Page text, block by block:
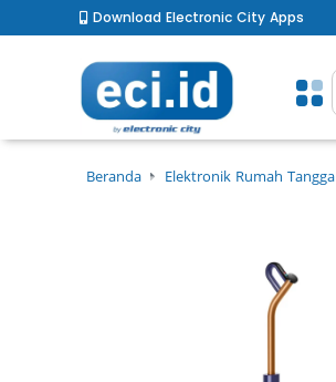
Download Electronic City Apps
Beranda Elektronik Rumah Tangga